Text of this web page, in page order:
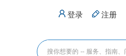
登录 注册